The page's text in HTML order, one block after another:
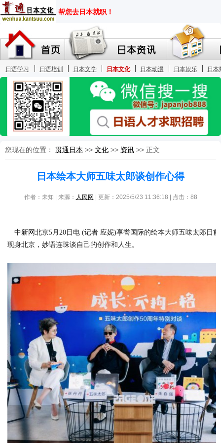
您现在的位置： 贯通日本 >> 文化 >> 资讯 >> 正文
日本绘本大师五味太郎谈创作心得
作者：未知 | 来源： 人民网 | 更新：2025/5/23 11:36:18 | 点击： 88
中新网北京5月20日电 (记者 应妮)享誉国际的绘本大师五味太郎日
现身北京，妙语连珠谈自己的创作和人生。